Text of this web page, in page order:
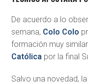
De acuerdo a lo
semana, Colo Colo
formación muy
Católicapor la final
Salvo una novedad,